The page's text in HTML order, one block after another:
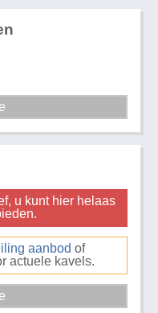
u kunt hier helaas
aanbod of
actuele kavels.